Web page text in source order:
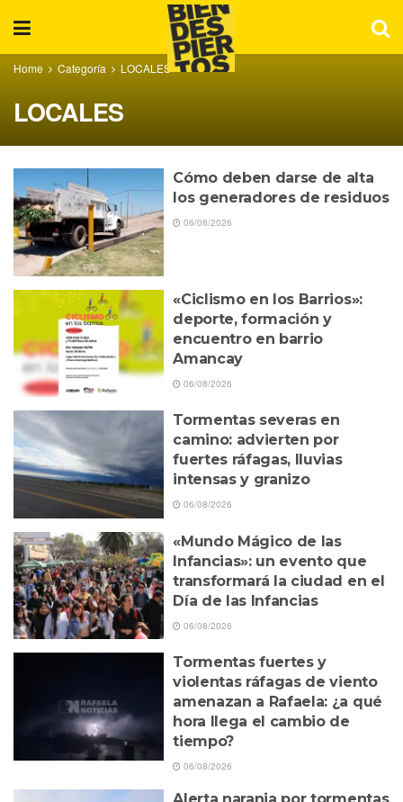
Home Categoría LOCALES
LOCALES
Cómo deben darse de alta
los generadores de residuos
06/08/2026
«Ciclismo en los Barrios»:
deporte, formación y
encuentro en barrio
Amancay
06/08/2026
Tormentas severas en
camino: advierten por
fuertes ráfagas, lluvias
intensas y granizo
06/08/2026
«Mundo Mágico de las
Infancias»: un evento que
transformará la ciudad en el
Día de las Infancias
06/08/2026
Tormentas fuertes y
violentas ráfagas de viento
amenazan a Rafaela: ¿a qué
hora llega el cambio de
tiempo?
06/08/2026